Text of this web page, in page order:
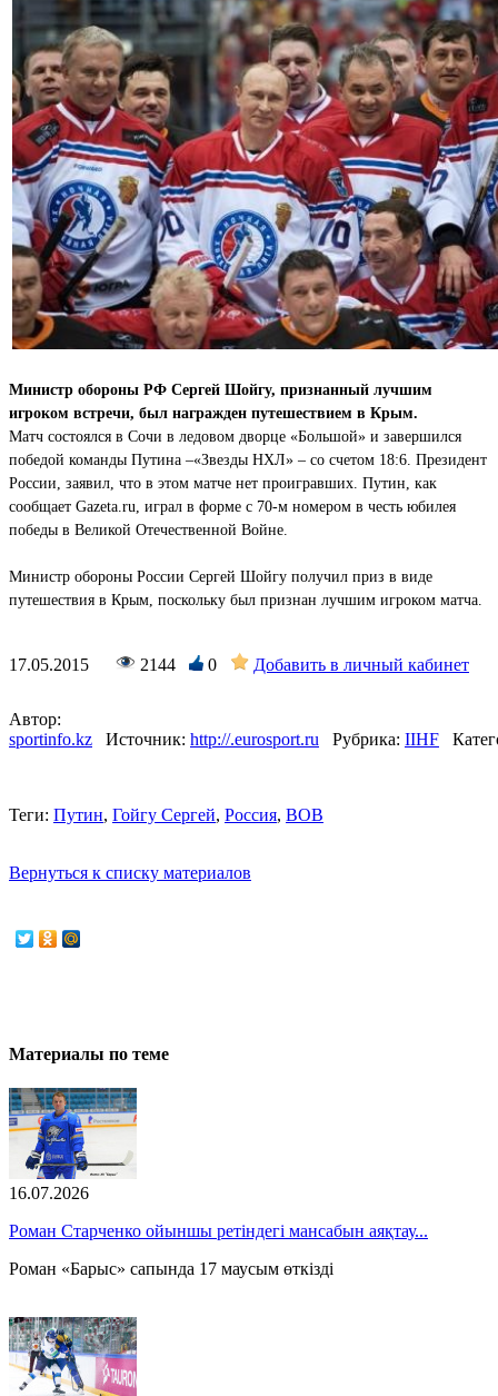
Министр обороны РФ Сергей Шойгу, признанный лучшим
игроком встречи, был награжден путешествием в Крым.
Матч состоялся в Сочи в ледовом дворце «Большой» и завершился
победой команды Путина –«Звезды НХЛ» – со счетом 18:6. Президент
России, заявил, что в этом матче нет проигравших. Путин, как
сообщает Gazeta.ru, играл в форме с 70-м номером в честь юбилея
победы в Великой Отечественной Войне.
Министр обороны России Сергей Шойгу получил приз в виде
путешествия в Крым, поскольку был признан лучшим игроком матча.
17.05.2015 2144 0 Добавить в личный кабинет
Автор:
sportinfo.kz
Источник: http://.eurosport.ru Рубрика: IIHF
Теги: Путин, Гойгу Сергей, Россия, ВОВ
Вернуться к списку материалов
Материалы по теме
16.07.2026
Роман Старченко ойыншы ретіндегі мансабын аяқтау...
Роман «Барыс» сапында 17 маусым өткізді